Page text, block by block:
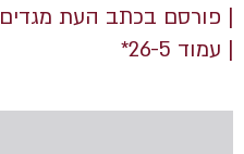
| פורסם בכתב העת מגדים
| עמוד 26-5*